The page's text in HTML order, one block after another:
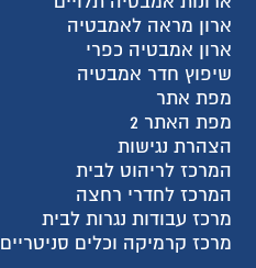
ארון מראה לאמבטיה
ארון אמבטיה כפרי
שיפוץ חדר אמבטיה
מפת אתר
מפת האתר 2
הצהרת נגישות
המרכז לריהוט לבית
המרכז לחדרי רחצה
מרכז עבודות נגרות לבית
מרכז קרמיקה וכלים סניטריים